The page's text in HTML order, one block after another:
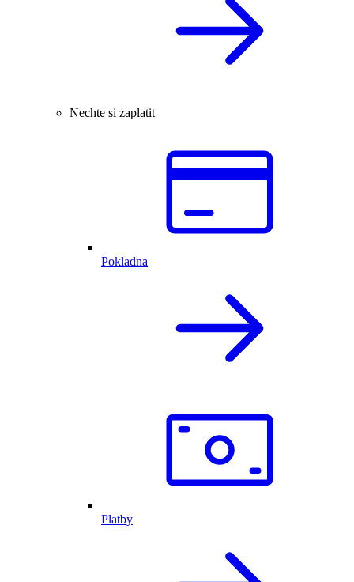
Nechte si zaplatit
Pokladna
Platby